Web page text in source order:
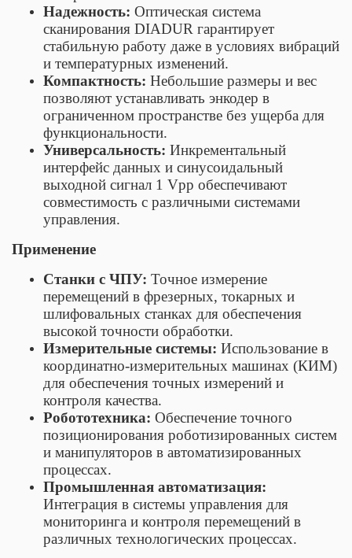
Надежность: Оптическая система
сканирования DIADUR гарантирует
стабильную работу даже в условиях вибраций
и температурных изменений.
Компактность: Небольшие размеры и вес
позволяют устанавливать энкодер в
ограниченном пространстве без ущерба для
функциональности.
Универсальность: Инкрементальный
интерфейс данных и синусоидальный
выходной сигнал 1 Vpp обеспечивают
совместимость с различными системами
управления.
Применение
Станки с ЧПУ: Точное измерение
перемещений в фрезерных, токарных и
шлифовальных станках для обеспечения
высокой точности обработки.
Измерительные системы: Использование в
координатно-измерительных машинах (КИМ)
для обеспечения точных измерений и
контроля качества.
Робототехника: Обеспечение точного
позиционирования роботизированных систем
и манипуляторов в автоматизированных
процессах.
Промышленная автоматизация:
Интеграция в системы управления для
мониторинга и контроля перемещений в
различных технологических процессах.